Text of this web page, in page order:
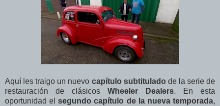
Aquí les traigo un nuevo capítulo subtitulado de la serie de
restauración de clásicos Wheeler Dealers. En esta
oportunidad elsegundo capítulo de la nueva temporada,